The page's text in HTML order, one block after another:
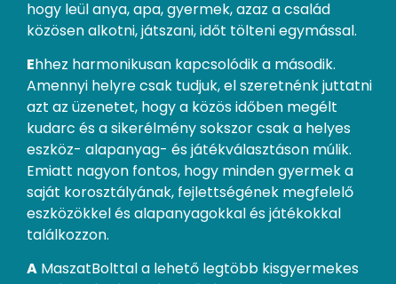
hogy leül anya, apa, gyermek, azaz a család
közösen alkotni, játszani, időt tölteni egymással.
Ehhez harmonikusan kapcsolódik a második.
Amennyi helyre csak tudjuk, el szeretnénk juttatni
azt az üzenetet, hogy a közös időben megélt
kudarc és a sikerélmény sokszor csak a helyes
eszköz- alapanyag- és játékválasztáson múlik.
Emiatt nagyon fontos, hogy minden gyermek a
saját korosztályának, fejlettségének megfelelő
eszközökkel és alapanyagokkal és játékokkal
találkozzon.
A MaszatBolttal a lehető legtöbb kisgyermekes